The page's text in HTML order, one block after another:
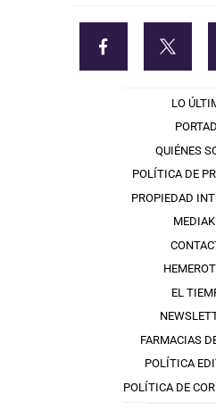
LO
QUIÉNES
POLÍTICA DE
PROPIEDAD
EL
FARMACIAS
POLÍTICA
POLÍTICA DE